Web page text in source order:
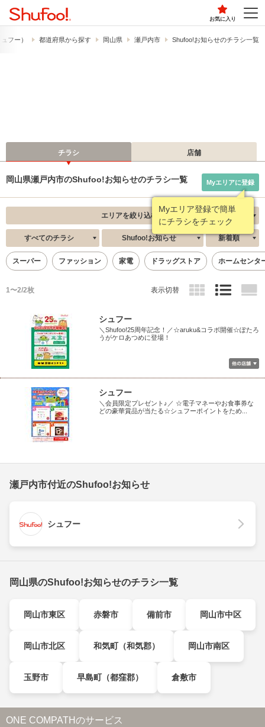
お気に入り
フー） 都道府県から探す 岡山県 瀬戸内市 Shufoo!お知らせのチラシ一覧
チラシ 店舗
岡山県瀬戸内市のShufoo!お知らせのチラシ一覧
Myエリア登録で簡単
にチラシをチェック
Myエリアに登録
エリアを絞り込む
すべてのチラシ Shufoo!お知らせ 新着順
スーパー ファッション 家電 ドラッグストア ホームセンタ
1〜2/2枚 表示切替
シュフー
＼Shufoo!25周年記念！／☆aruku&コラボ開催☆ぽたろ
うがケロあつめに登場！
シュフー
＼会員限定プレゼント♪／ ☆電子マネーやお食事券な
どの豪華賞品が当たる☆シュフーポイントをため...
瀬戸内市付近のShufoo!お知らせ
シュフー
岡山県のShufoo!お知らせのチラシ一覧
岡山市東区 赤磐市 備前市 岡山市中区
岡山市北区 和気町（和気郡） 岡山市南区
玉野市 早島町（都窪郡） 倉敷市
ONE COMPATHのサービス